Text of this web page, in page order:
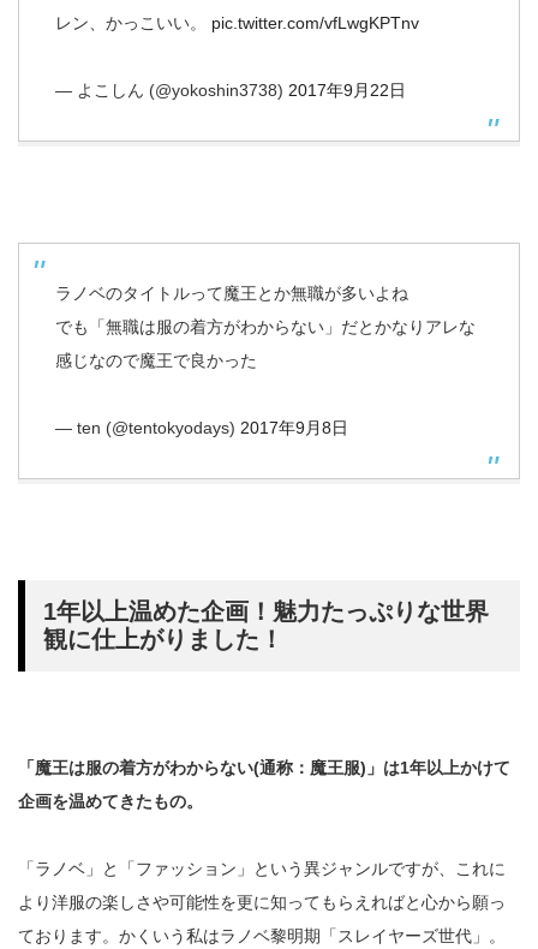
レン、かっこいい。 pic.twitter.com/vfLwgKPTnv
— よこしん (@yokoshin3738) 2017年9月22日
ラノベのタイトルって魔王とか無職が多いよね
でも「無職は服の着方がわからない」だとかなりアレな
感じなので魔王で良かった
— ten (@tentokyodays) 2017年9月8日
1年以上温めた企画！魅力たっぷりな世界
観に仕上がりました！
「魔王は服の着方がわからない(通称：魔王服)」は1年以上かけて
企画を温めてきたもの。
「ラノベ」と「ファッション」という異ジャンルですが、これに
より洋服の楽しさや可能性を更に知ってもらえればと心から願っ
ております。かくいう私はラノベ黎明期「スレイヤーズ世代」。